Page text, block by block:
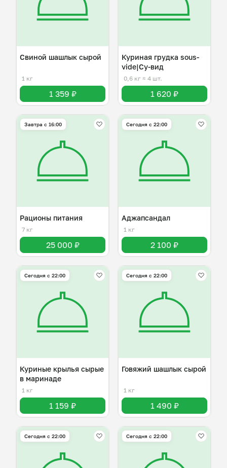
Свиной шашлык сырой
1 кг
1 359 ₽
Куриная грудка sous-
vide|Су-вид
0,6 кг ≈ 4 шт.
1 620 ₽
Завтра c 16:00
Рационы питания
7 кг
25 000 ₽
Сегодня с 22:00
Аджапсандал
1 кг
2 100 ₽
Сегодня с 22:00
Куриные крылья сырые
в маринаде
1 кг
1 159 ₽
Сегодня с 22:00
Говяжий шашлык сырой
1 кг
1 490 ₽
Сегодня с 22:00 Сегодня с 22:00